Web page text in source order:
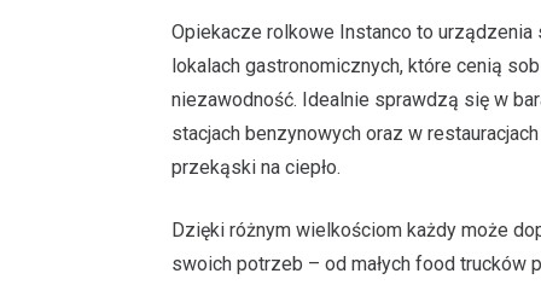
Opiekacze rolkowe Instanco to
lokalach gastronomicznych, które cenią
niezawodność. Idealnie sprawdzą się w
stacjach benzynowych oraz w
przekąski na ciepło.
Dzięki różnym wielkościom każdy może
swoich potrzeb – od małych food trucków